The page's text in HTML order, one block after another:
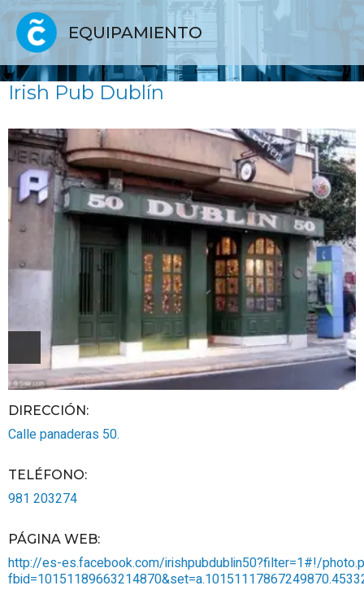
EQUIPAMIENTO
Irish Pub Dublín
DIRECCIÓN:
Calle panaderas 50.
TELÉFONO:
981 203274
PÁGINA WEB:
http://es-es.facebook.com/irishpubdublin50?filter=1#!/